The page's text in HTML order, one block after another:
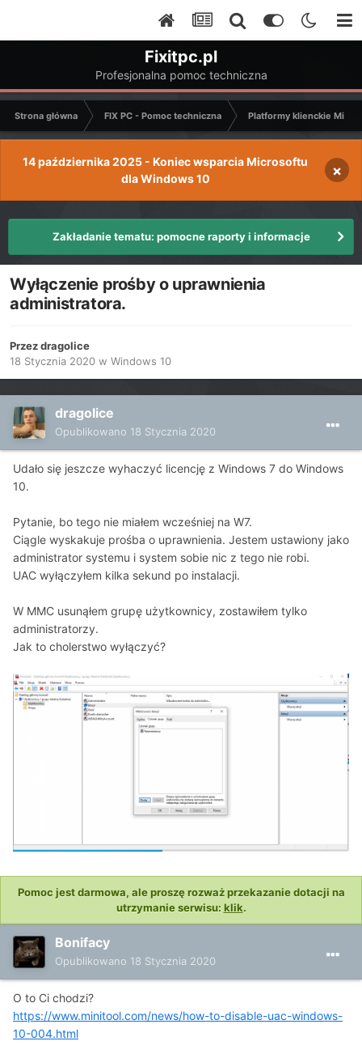
Fixitpc.pl
Profesjonalna pomoc techniczna
Strona główna FIX PC - Pomoc techniczna Platformy klienckie
14 października 2025 - Koniec wsparcia Microsoftu
dla Windows 10
×
Zakładanie tematu: pomocne raporty i informacje
Wyłączenie prośby o uprawnienia
administratora.
Przezdragolice
18 Stycznia 2020 w Windows 10
dragolice
Opublikowano 18 Stycznia 2020
Udało się jeszcze wyhaczyć licencję z Windows 7 do Windows
10.
Pytanie, bo tego nie miałem wcześniej na W7.
Ciągle wyskakuje prośba o uprawnienia. Jestem ustawiony jako
administrator systemu i system sobie nic z tego nie robi.
UAC wyłączyłem kilka sekund po instalacji.
W MMC usunąłem grupę użytkownicy, zostawiłem tylko
administratorzy.
Jak to cholerstwo wyłączyć?
Pomoc jest darmowa, ale proszę rozważ przekazanie dotacji na
utrzymanie serwisu: klik.
Bonifacy
Opublikowano 18 Stycznia 2020
O to Ci chodzi?
https://www.minitool.com/news/how-to-disable-uac-windows-
10-004.html